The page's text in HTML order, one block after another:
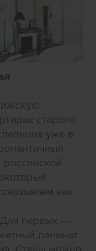
старого
уже в
как.
Для первых —
ламинат